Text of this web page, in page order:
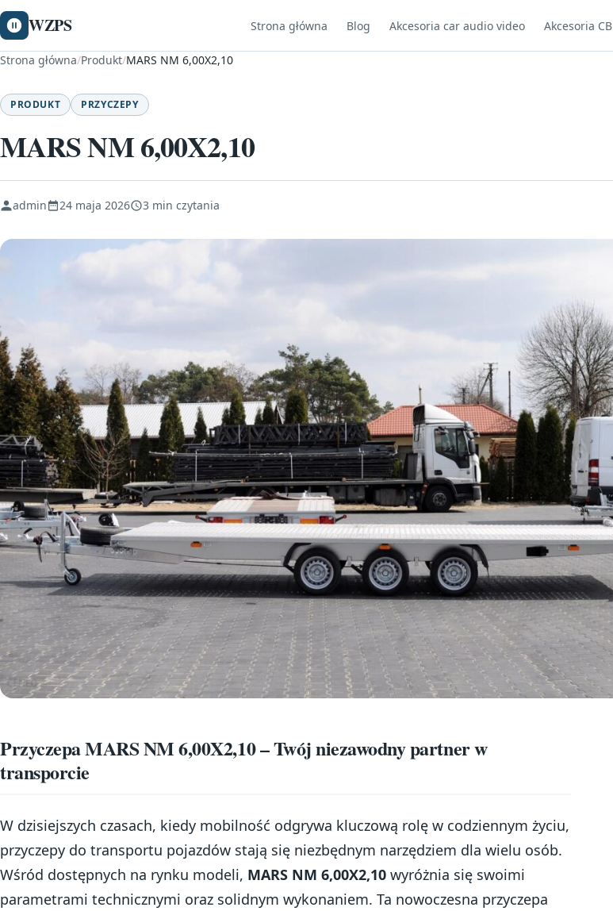
WZPS Strona główna Blog Akcesoria car audio video Akcesoria CB
Strona główna/Produkt/MARS NM 6,00X2,10
PRODUKT PRZYCZEPY
MARS NM 6,00X2,10
admin 24 maja 2026 3 min czytania
Przyczepa MARS NM 6,00X2,10 – Twój niezawodny partner w
transporcie
W dzisiejszych czasach, kiedy mobilność odgrywa kluczową rolę w codziennym życiu,
przyczepy do transportu pojazdów stają się niezbędnym narzędziem dla wielu osób.
Wśród dostępnych na rynku modeli, MARS NM 6,00X2,10 wyróżnia się swoimi
parametrami technicznymi oraz solidnym wykonaniem. Ta nowoczesna przyczepa